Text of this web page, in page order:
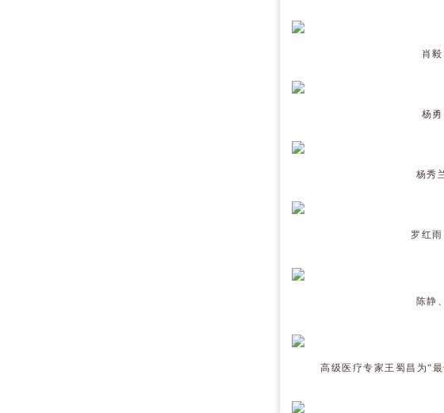
肖
杨
杨秀
罗红
陈静
高级医疗专家王蜀昌为“